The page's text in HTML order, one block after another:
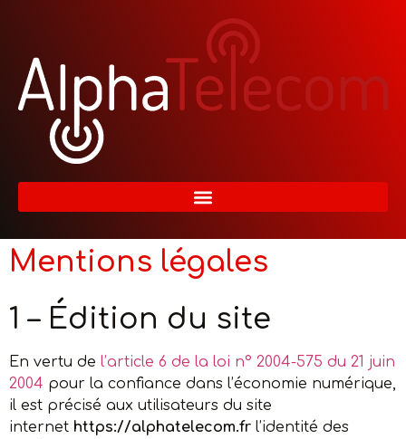
Mentions légales
1 – Édition du site
En vertu de l’article 6 de la loi n° 2004-575 du 21 juin
2004 pour la confiance dans l’économie numérique,
il est précisé aux utilisateurs du site
internet https://alphatelecom.fr l’identité des